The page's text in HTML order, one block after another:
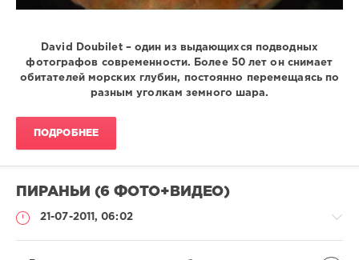
David Doubilet – один из выдающихся подводных
фотографов современности. Более 50 лет он снимает
обитателей морских глубин, постоянно перемещаясь по
разным уголкам земного шара.
ПОДРОБНЕЕ
ПИРАНЬИ (6 ФОТО+ВИДЕО)
21-07-2011, 06:02